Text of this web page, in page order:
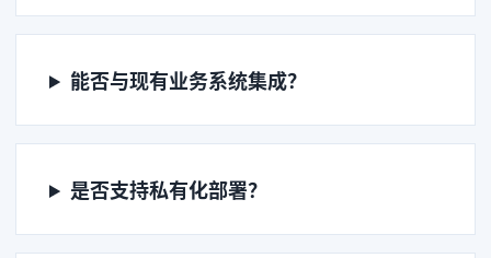
能否与现有业务系统集成？
是否支持私有化部署？